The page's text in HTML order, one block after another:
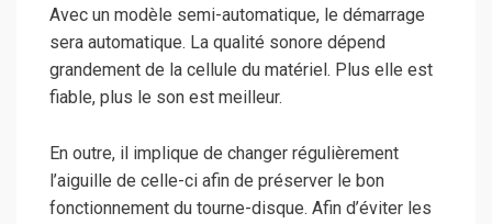
Avec un modèle semi-automatique, le démarrage
sera automatique. La qualité sonore dépend
grandement de la cellule du matériel. Plus elle est
fiable, plus le son est meilleur.
En outre, il implique de changer régulièrement
l’aiguille de celle-ci afin de préserver le bon
fonctionnement du tourne-disque. Afin d’éviter les